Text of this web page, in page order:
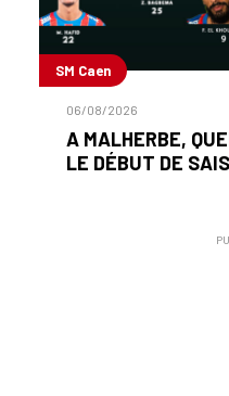
SM Caen
06/08/2026
A MALHERBE,
LE DÉBUT DE